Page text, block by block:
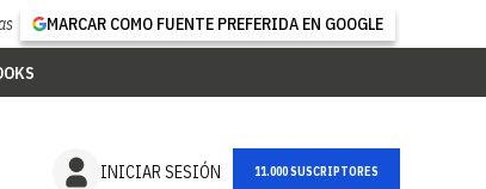
MARCAR COMO FUENTE PREFERIDA EN GOOGLE
INICIAR SESIÓN NEWSLETTER